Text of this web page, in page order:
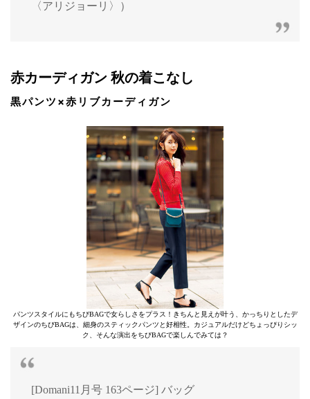
〈アリジョーリ〉）
赤カーディガン 秋の着こなし
黒パンツ×赤リブカーディガン
パンツスタイルにもちびBAGで女らしさをプラス！きちんと見えが叶う、かっちりとしたデ
ザインのちびBAGは、細身のスティックパンツと好相性。カジュアルだけどちょっぴりシッ
ク、そんな演出をちびBAGで楽しんでみては？
[Domani11月号 163ページ] バッグ